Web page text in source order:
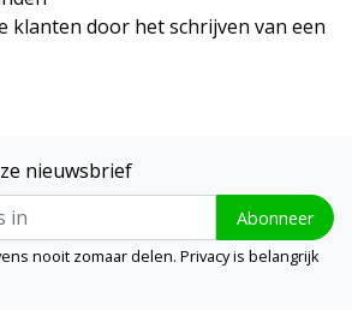
klanten door het schrijven van een
nieuwsbrief
Abonneer
nooit zomaar delen. Privacy is belangrijk